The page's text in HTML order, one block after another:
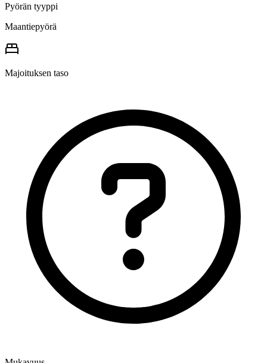
Pyörän tyyppi
Maantiepyörä
Majoituksen taso